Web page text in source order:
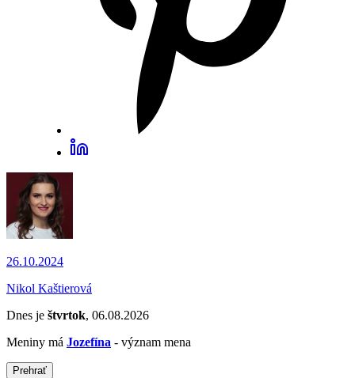
26.10.2024
Nikol Kaštierová
Dnes je štvrtok, 06.08.2026
Meniny má Jozefína - význam mena
Prehrať